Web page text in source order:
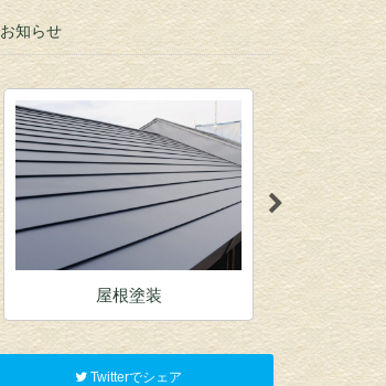
お知らせ
屋根塗装 内
Twitterでシェア